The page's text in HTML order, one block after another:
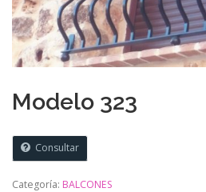
Modelo 323
Consultar
Categoría: BALCONES